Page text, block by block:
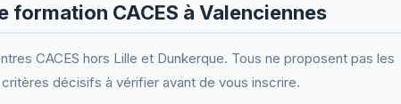
formation CACES à Valenciennes
CACES hors Lille et Dunkerque. Tous ne proposent pas les
décisifs à vérifier avant de vous inscrire.